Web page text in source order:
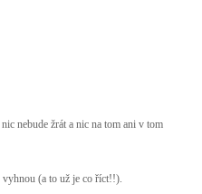
nebude žrát a nic na tom ani v tom
(a to už je co říct!!).